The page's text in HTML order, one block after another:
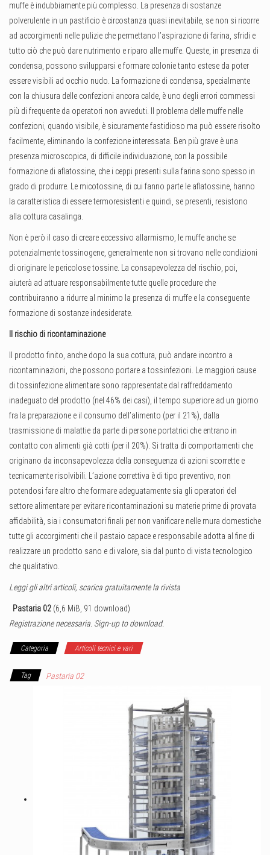
muffe è indubbiamente più complesso. La presenza di sostanze
polverulente in un pastificio è circostanza quasi inevitabile, se non si ricorre
ad accorgimenti nelle pulizie che permettano l’aspirazione di farina, sfridi e
tutto ciò che può dare nutrimento e riparo alle muffe. Queste, in presenza di
condensa, possono svilupparsi e formare colonie tanto estese da poter
essere visibili ad occhio nudo. La formazione di condensa, specialmente
con la chiusura delle confezioni ancora calde, è uno degli errori commessi
più di frequente da operatori non avveduti. Il problema delle muffe nelle
confezioni, quando visibile, è sicuramente fastidioso ma può essere risolto
facilmente, eliminando la confezione interessata. Ben più grave è una
presenza microscopica, di difficile individuazione, con la possibile
formazione di aflatossine, che i ceppi presenti sulla farina sono spesso in
grado di produrre. Le micotossine, di cui fanno parte le aflatossine, hanno
la caratteristica di essere termoresistenti e quindi, se presenti, resistono
alla cottura casalinga.
Non è però il caso di creare eccessivo allarmismo, le muffe anche se
potenzialmente tossinogene, generalmente non si trovano nelle condizioni
di originare le pericolose tossine. La consapevolezza del rischio, poi,
aiuterà ad attuare responsabilmente tutte quelle procedure che
contribuiranno a ridurre al minimo la presenza di muffe e la conseguente
formazione di sostanze indesiderate.
Il rischio di ricontaminazione
Il prodotto finito, anche dopo la sua cottura, può andare incontro a
ricontaminazioni, che possono portare a tossinfezioni. Le maggiori cause
di tossinfezione alimentare sono rappresentate dal raffreddamento
inadeguato del prodotto (nel 46% dei casi), il tempo superiore ad un giorno
fra la preparazione e il consumo dell’alimento (per il 21%), dalla
trasmissione di malattie da parte di persone portatrici che entrano in
contatto con alimenti già cotti (per il 20%). Si tratta di comportamenti che
originano da inconsapevolezza della conseguenza di azioni scorrette e
tecnicamente risolvibili. L’azione correttiva è di tipo preventivo, non
potendosi fare altro che formare adeguatamente sia gli operatori del
settore alimentare per evitare ricontaminazioni su materie prime di provata
affidabilità, sia i consumatori finali per non vanificare nelle mura domestiche
tutte gli accorgimenti che il pastaio capace e responsabile adotta al fine di
realizzare un prodotto sano e di valore, sia dal punto di vista tecnologico
che qualitativo.
Leggi gli altri articoli, scarica gratuitamente la rivista
Pastaria 02 (6,6 MiB, 91 download)
Registrazione necessaria. Sign-up to download.
Categoria Articoli tecnici e vari
Tag Pastaria 02